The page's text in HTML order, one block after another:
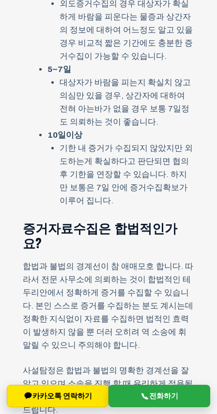
외도증거수집의 경우 대상자가 확실
하게 바람을 피운다는 물증과 상간자
의 정보에 대하여 어느정도 알고 있을
경우 비교적 짧은 기간에도 충분한 증
거수집이 가능할 수 있습니다.
5~7일
대상자가 바람을 피는지 확실치 않고
의심만 있을 경우, 상간자에 대하여
전혀 아는바가 없을 경우 보통 7일정
도 의뢰하는 것이 좋습니다.
10일이상
기한 내 증거가 수집되지 않았지만 외
도하는게 확실하다고 판단되면 협의
후 기한을 연장할 수 있습니다. 하지
만 보통은 7일 안에 증거수집확보가
이루어 집니다.
증거자료수집은 합법적인가
요?
합법과 불법의 경계선이 참 애매모호 합니다. 따
라서 전문 사무소에 의뢰하는 것이 합법적인 테
두리안에서 정확하게 증거를 수집할 수 있습니
다. 본인 스스로 증거를 수집하는 분도 계시는데
정확한 지식없이 자료를 수집하면 법적인 효력
이 발생하지 않을 뿐 더러 오히려 역 소송에 휘
말릴 수 있으니 주의해야 합니다.
사설탐정은 합법과 불법의 명확한 경계선을 잘
알고 있으며 소송을 진행 할 때 유리하게 적용될
수 있도록 안전하고 정확한 자료를 수집 후 전달
드립니다.
카카오톡 연락하기 전화하기